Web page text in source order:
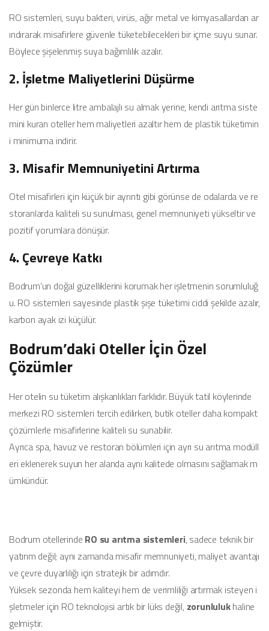
RO sistemleri, suyu bakteri, virüs, ağır metal ve kimyasallardan ar
ındırarak misafirlere güvenle tüketebilecekleri bir içme suyu sunar.
Böylece şişelenmiş suya bağımlılık azalır.
2. İşletme Maliyetlerini Düşürme
Her gün binlerce litre ambalajlı su almak yerine, kendi arıtma siste
mini kuran oteller hem maliyetleri azaltır hem de plastik tüketimin
i minimuma indirir.
3. Misafir Memnuniyetini Artırma
Otel misafirleri için küçük bir ayrıntı gibi görünse de odalarda ve re
storanlarda kaliteli su sunulması, genel memnuniyeti yükseltir ve
pozitif yorumlara dönüşür.
4. Çevreye Katkı
Bodrum’un doğal güzelliklerini korumak her işletmenin sorumluluğ
u. RO sistemleri sayesinde plastik şişe tüketimi ciddi şekilde azalır,
karbon ayak izi küçülür.
Bodrum’daki Oteller İçin Özel
Çözümler
Her otelin su tüketim alışkanlıkları farklıdır. Büyük tatil köylerinde
merkezi RO sistemleri tercih edilirken, butik oteller daha kompakt
çözümlerle misafirlerine kaliteli su sunabilir.
Ayrıca spa, havuz ve restoran bölümleri için ayrı su arıtma modüll
eri eklenerek suyun her alanda aynı kalitede olmasını sağlamak m
ümkündür.
Bodrum otellerinde RO su arıtma sistemleri, sadece teknik bir
yatırım değil; aynı zamanda misafir memnuniyeti, maliyet avantajı
ve çevre duyarlılığı için stratejik bir adımdır.
Yüksek sezonda hem kaliteyi hem de verimliliği artırmak isteyen i
şletmeler için RO teknolojisi artık bir lüks değil, zorunlulukhaline
gelmiştir.